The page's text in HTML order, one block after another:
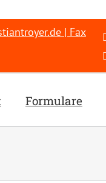
| Fax
Formulare